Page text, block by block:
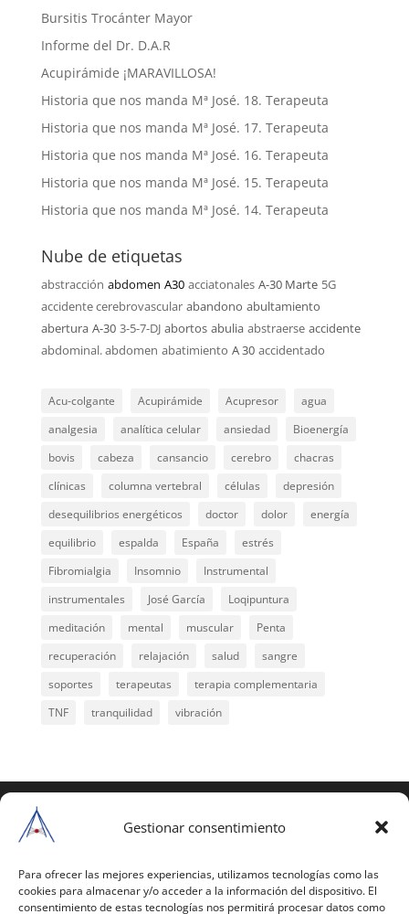
Gestionar consentimiento
Para ofrecer las mejores experiencias, utilizamos tecnologías como las
cookies para almacenar y/o acceder a la información del dispositivo. El
consentimiento de estas tecnologías nos permitirá procesar datos como
Bursitis Trocánter Mayor
Informe del Dr. D.A.R
Acupirámide ¡MARAVILLOSA!
Historia que nos manda Mª José. 18. Terapeuta
Historia que nos manda Mª José. 17. Terapeuta
Historia que nos manda Mª José. 16. Terapeuta
Historia que nos manda Mª José. 15. Terapeuta
Historia que nos manda Mª José. 14. Terapeuta
Nube de etiquetas
abstracción abdomen A30 acciatonales A-30 Marte 5G
accidente cerebrovascular abandono abultamiento
abertura A-30 3-5-7-DJ abortos abulia abstraerse accidente
abdominal. abdomen abatimiento A 30 accidentado
Acu-colgante Acupirámide Acupresor
agua
analgesia
analítica celular ansiedad
Bioenergía
bovis
cabeza cansancio cerebro
chacras
clínicas
columna vertebral células
depresión
desequilibrios energéticos
doctor dolor
energía
equilibrio
espalda España
estrés
Fibromialgia
Insomnio
Instrumental
instrumentales
José García
Loqipuntura
meditación
mental muscular
Penta
recuperación
relajación salud
sangre
soportes
terapeutas
terapia complementaria
TNF
tranquilidad vibración
reservados
estas páginas o parte de ellas, necesita pedir
autorización por escrito a Mario Gil Sánchez.